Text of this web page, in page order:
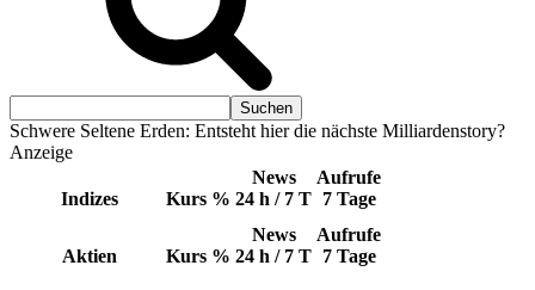
Schwere Seltene Erden: Entsteht hier die nächste Milliardenstory?
Anzeige
Indizes Kurs %
News
24 h / 7 T
Aufrufe
7 Tage
Aktien Kurs %
News
24 h / 7 T
Aufrufe
7 Tage